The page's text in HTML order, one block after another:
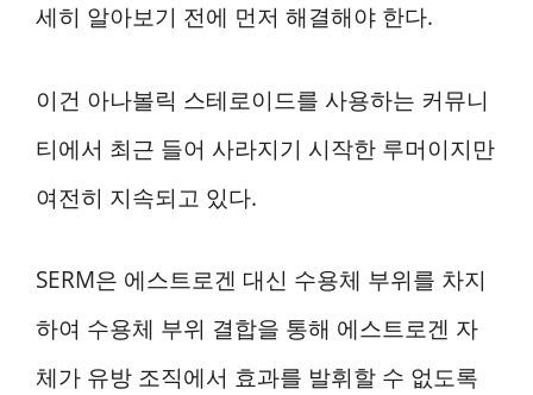
세히 알아보기 전에 먼저 해결해야 한다.
이건 아나볼릭 스테로이드를 사용하는 커뮤니
티에서 최근 들어 사라지기 시작한 루머이지만
여전히 지속되고 있다.
SERM은 에스트로겐 대신 수용체 부위를 차지
하여 수용체 부위 결합을 통해 에스트로겐 자
체가 유방 조직에서 효과를 발휘할 수 없도록